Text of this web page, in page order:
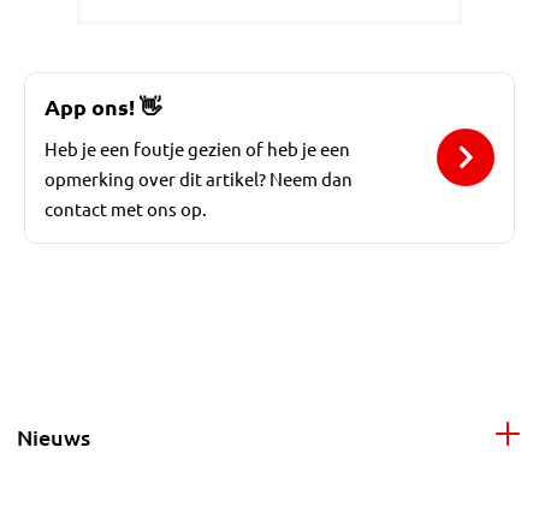
App ons! 👋
Heb je een foutje gezien of heb je een
opmerking over dit artikel? Neem dan
contact met ons op.
Nieuws